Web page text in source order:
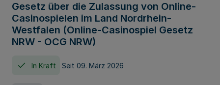
Gesetz über die Zulassung von Online-
Casinospielen im Land Nordrhein-
Westfalen (Online-Casinospiel Gesetz
NRW - OCG NRW)
In Kraft Seit 09. März 2026